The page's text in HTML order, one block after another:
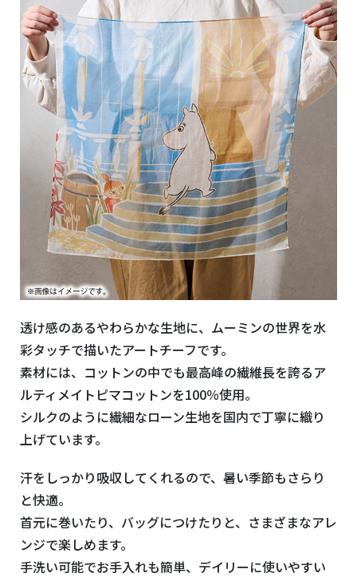
透け感のあるやわらかな生地に、ムーミンの世界を水
彩タッチで描いたアートチーフです。
素材には、コットンの中でも最高峰の繊維長を誇るア
ルティメイトピマコットンを100％使用。
シルクのように繊細なローン生地を国内で丁寧に織り
上げています。
汗をしっかり吸収してくれるので、暑い季節もさらり
と快適。
首元に巻いたり、バッグにつけたりと、さまざまなアレ
ンジで楽しめます。
手洗い可能でお手入れも簡単、デイリーに使いやすい